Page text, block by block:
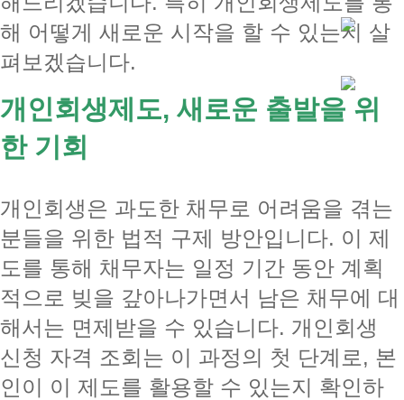
해 어떻게 새로운 시작을 할 수 있는지 살
펴보겠습니다.
개인회생제도, 새로운 출발을 위
한 기회
개인회생은 과도한 채무로 어려움을 겪는
분들을 위한 법적 구제 방안입니다. 이 제
도를 통해 채무자는 일정 기간 동안 계획
적으로 빚을 갚아나가면서 남은 채무에 대
해서는 면제받을 수 있습니다. 개인회생
신청 자격 조회는 이 과정의 첫 단계로, 본
인이 이 제도를 활용할 수 있는지 확인하